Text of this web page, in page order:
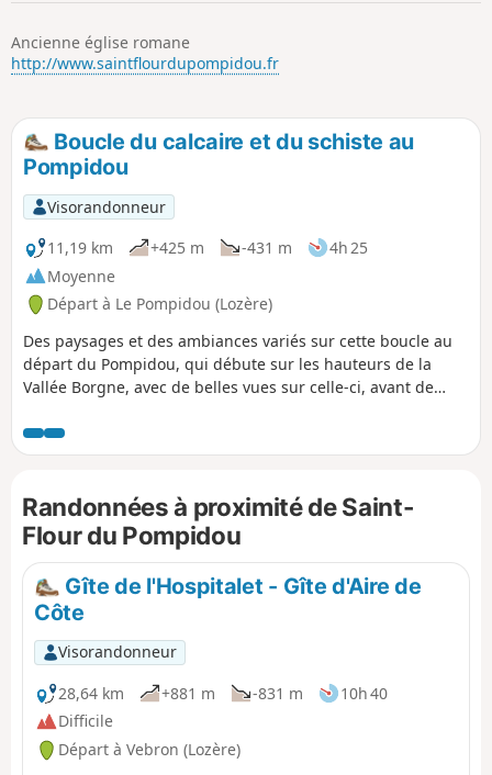
Ancienne église romane
http://www.saintflourdupompidou.fr
Boucle du calcaire et du schiste au
Pompidou
Visorandonneur
11,19 km
+425 m -431 m
4h 25
Moyenne
Départ à Le Pompidou (Lozère)
Des paysages et des ambiances variés sur cette boucle au
départ du Pompidou, qui débute sur les hauteurs de la
Vallée Borgne, avec de belles vues sur celle-ci, avant de
des Cévennes qu'est la Can de l'Hospitalet. Le retour se fait
sur l'autre versant de la Corniche des Cévennes, côté Vallée
une visite de l'Ancienne Église Saint-Flour.
Randonnées à proximité de Saint-
Flour du Pompidou
Gîte de l'Hospitalet - Gîte d'Aire de
Côte
Visorandonneur
28,64 km
+881 m -831 m
10h 40
Difficile
Départ à Vebron (Lozère)